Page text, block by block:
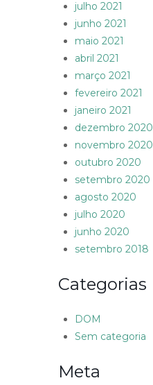
julho 2021
junho 2021
maio 2021
abril 2021
março 2021
fevereiro 2021
janeiro 2021
dezembro 2020
novembro 2020
outubro 2020
setembro 2020
agosto 2020
julho 2020
junho 2020
setembro 2018
Categorias
DOM
Sem categoria
Meta